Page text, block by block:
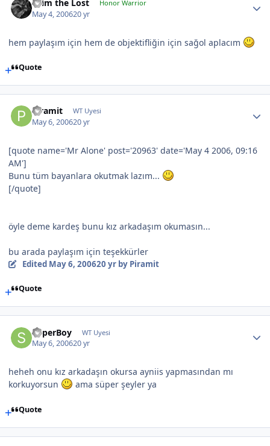
cRim the Lost Honor Warrior
May 4, 200620 yr
hem paylaşım için hem de objektifliğin için sağol aplacım
Quote
Piramit WT Uyesi
May 6, 200620 yr
[quote name='Mr Alone' post='20963' date='May 4 2006, 09:16
AM']
Bunu tüm bayanlara okutmak lazım...
[/quote]
öyle deme kardeş bunu kız arkadaşım okumasın...
bu arada paylaşım için teşekkürler
Edited May 6, 200620 yrby Piramit
Quote
SuperBoy WT Uyesi
May 6, 200620 yr
heheh onu kız arkadaşın okursa ayniis yapmasından mı
korkuyorsun
ama süper şeyler ya
Quote